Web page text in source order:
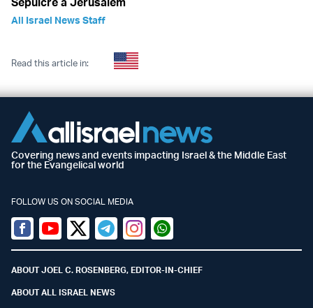
All Israel News Staff
Read this article in:
Covering news and events impacting Israel & the Middle East
for the Evangelical world
FOLLOW US ON SOCIAL MEDIA
Facebook
YoutubeTwitter (X)
TelegramInstagramWhatsapp
ABOUT JOEL C. ROSENBERG, EDITOR-IN-CHIEF
ABOUT ALL ISRAEL NEWS